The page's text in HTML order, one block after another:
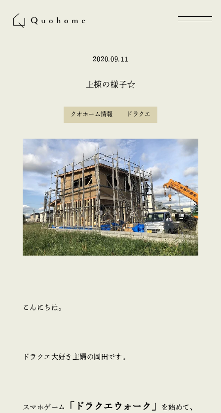
2020.09.11
上棟の様子☆
クオホーム情報 ドラクエ
こんにちは。
ドラクエ大好き主婦の岡田です。
スマホゲーム 「ドラクエウォーク」 を始めて、